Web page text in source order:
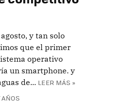
y tan solo
que el primer
operativo
un smartphone. y
de... LEER MÁS »
AÑOS